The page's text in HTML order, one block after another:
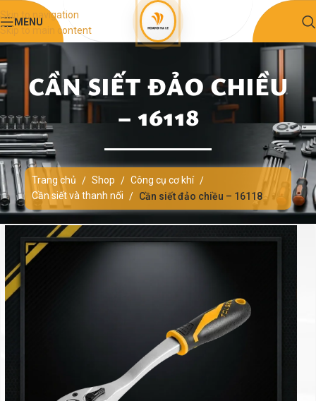
Skip to navigation
Skip to main content
MENU
CẦN SIẾT ĐẢO CHIỀU
– 16118
Trang chủ / Shop / Công cụ cơ khí /
Cần siết và thanh nối / Cần siết đảo chiều – 16118